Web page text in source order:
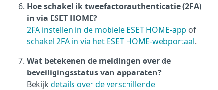
Hoe schakel ik tweefactorauthenticatie (2FA)
in via ESET HOME?
2FA instellen in de mobiele ESET HOME-app of
schakel 2FA in via het ESET HOME-webportaal.
Wat betekenen de meldingen over de
beveiligingsstatus van apparaten?
Bekijk details over de verschillende